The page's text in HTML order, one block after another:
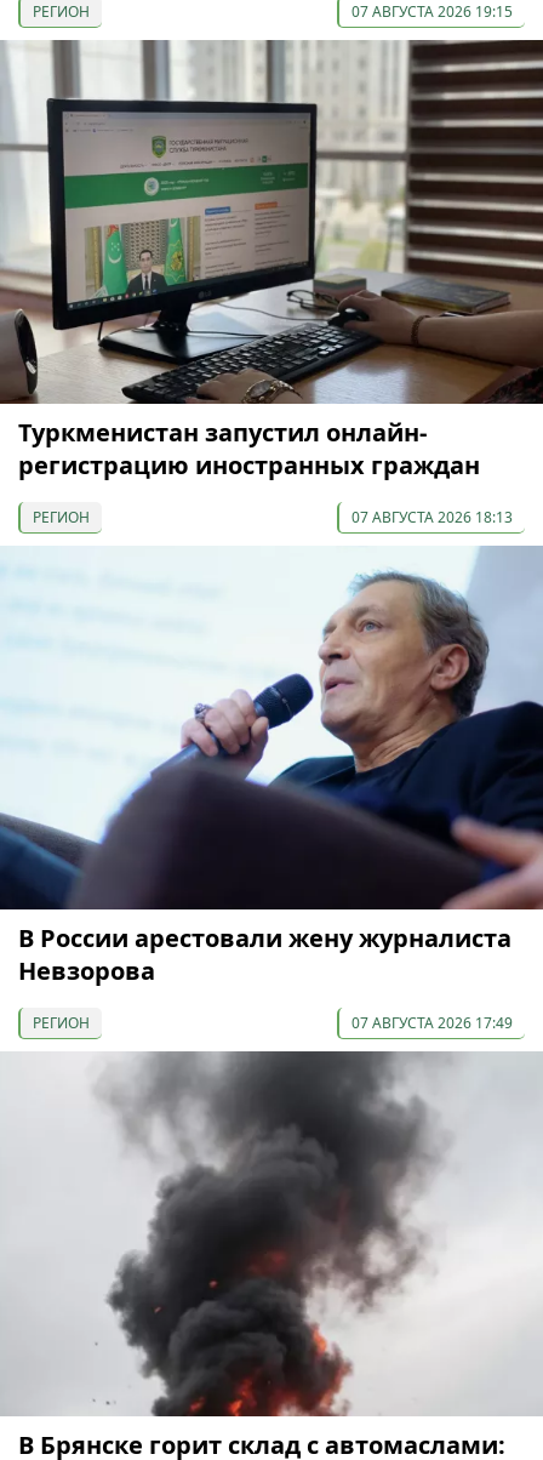
РЕГИОН 07 АВГУСТА 2026 19:15
Туркменистан запустил онлайн-
регистрацию иностранных граждан
РЕГИОН 07 АВГУСТА 2026 18:13
В России арестовали жену журналиста
Невзорова
РЕГИОН 07 АВГУСТА 2026 17:49
В Брянске горит склад с автомаслами: